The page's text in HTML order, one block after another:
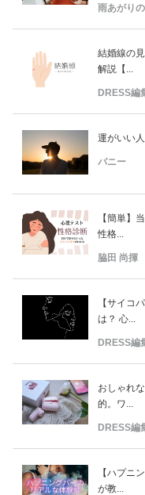
雨あがり
結婚線の
解説【...
DRESS編
運がいい
バニー
【簡単】
性格...
脇田 尚揮
【サイコ
は？ 心...
DRESS編
おしゃれ
的。ワ...
DRESS編
【ハプニ
が教...